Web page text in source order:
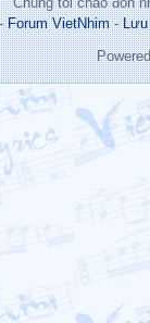
Forum VietNhim-